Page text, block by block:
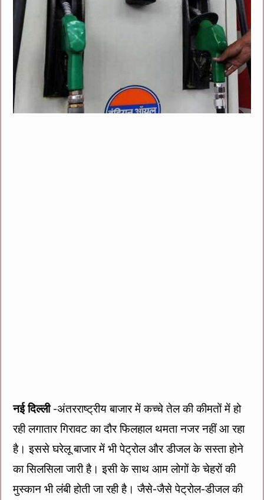
नई दिल्ली-अंतरराष्ट्रीय बाजार में कच्चे तेल की कीमतों में हो
रही लगातार गिरावट का दौर फिलहाल थमता नजर नहीं आ रहा
है। इससे घरेलू बाजार में भी पेट्रोल और डीजल के सस्ता होने
का सिलसिला जारी है। इसी के साथ आम लोगों के चेहरों की
मुस्कान भी लंबी होती जा रही है। जैसे-जैसे पेट्रोल-डीजल की